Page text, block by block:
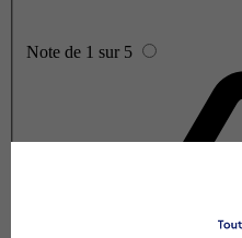
Note de 1 sur 5